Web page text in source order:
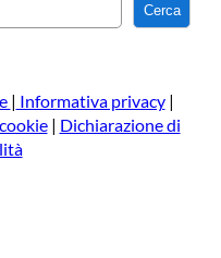
Cerca
| Informativa privacy|
| Dichiarazione di